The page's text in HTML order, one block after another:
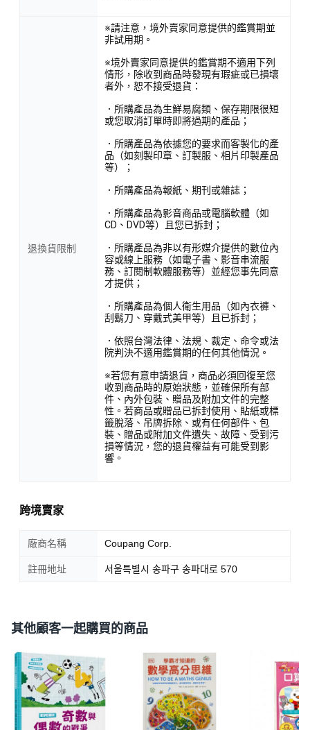
退換貨限制
※請注意，境外賣家同意提供的鑑賞期並
非試用期。
※境外賣家同意提供的鑑賞期不適用下列
情形，除收到商品時發現有瑕疵或已損壞
者外，恕不接受退貨：
．所購產品為生鮮易腐類、保存期限很短
或您取消訂單時即將過期的產品；
．所購產品為依據您的要求而客製化的產
品（如刻製印章、訂製服、相片印製產品
等）；
．所購產品為報紙、期刊或雜誌；
．所購產品為影音商品或電腦軟體（如
CD、DVD等）且您已拆封；
．所購產品為非以有形媒介提供的數位內
容或線上服務（如電子書、影音串流服
務、訂閱制軟體服務等）並經您事先同意
才提供；
．所購產品為個人衛生用品（如內衣褲、
刮鬍刀、穿戴式美甲等）且已拆封；
．依照台灣法律、法規、裁定、命令或法
院判決不適用鑑賞期的任何其他情況。
※若您有意申請退貨，商品必須回復至您
收到商品時的原始狀態，並確保所有部
件、內外包裝、贈品及附加文件的完整
性。若商品或贈品已拆封使用、貼紙或標
籤脫落、吊牌拆除、或有任何部件、包
裝、贈品或附加文件遺失、故障、受到污
損等情況，您的退貨權益有可能受到影
響。
跨境賣家
廠商名稱 Coupang Corp.
註冊地址 서울특별시 송파구 송파대로 570
其他顧客一起購買的商品